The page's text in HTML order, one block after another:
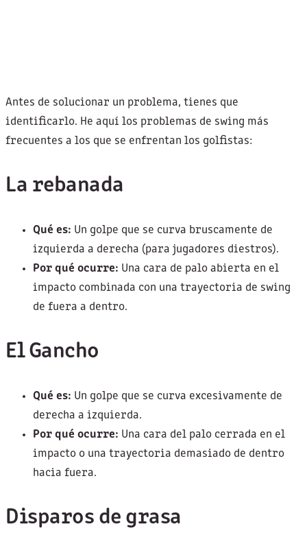
Antes de solucionar un problema, tienes que
identificarlo. He aquí los problemas de swing más
frecuentes a los que se enfrentan los golfistas:
La rebanada
Qué es: Un golpe que se curva bruscamente de
izquierda a derecha (para jugadores diestros).
Por qué ocurre: Una cara de palo abierta en el
impacto combinada con una trayectoria de swing
de fuera a dentro.
El Gancho
Qué es: Un golpe que se curva excesivamente de
derecha a izquierda.
Por qué ocurre: Una cara del palo cerrada en el
impacto o una trayectoria demasiado de dentro
hacia fuera.
Disparos de grasa